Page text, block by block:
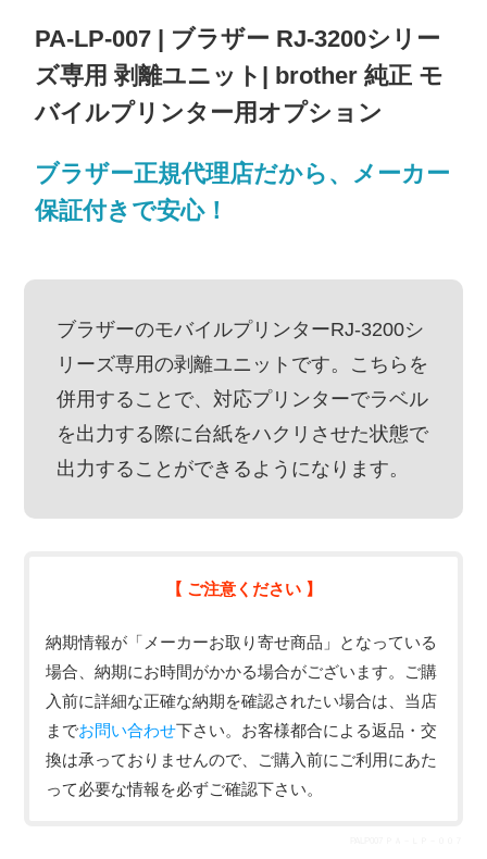
PA-LP-007 | ブラザー RJ-3200シリー
ズ専用 剥離ユニット| brother 純正 モ
バイルプリンター用オプション
ブラザー正規代理店だから、メーカー
保証付きで安心！
ブラザーのモバイルプリンターRJ-3200シ
リーズ専用の剥離ユニットです。こちらを
併用することで、対応プリンターでラベル
を出力する際に台紙をハクリさせた状態で
出力することができるようになります。
【 ご注意ください 】
納期情報が「メーカーお取り寄せ商品」となっている
場合、納期にお時間がかかる場合がございます。ご購
入前に詳細な正確な納期を確認されたい場合は、当店
までお問い合わせ下さい。お客様都合による返品・交
換は承っておりませんので、ご購入前にご利用にあた
って必要な情報を必ずご確認下さい。